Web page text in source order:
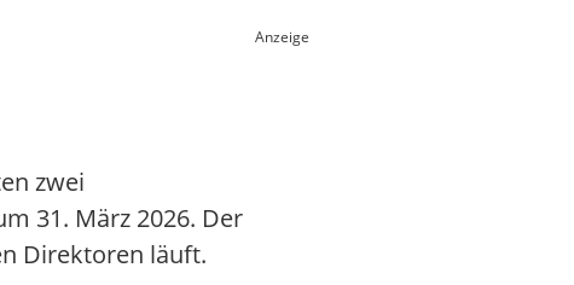
Anzeige
zwei
31. März 2026. Der
Direktoren läuft.